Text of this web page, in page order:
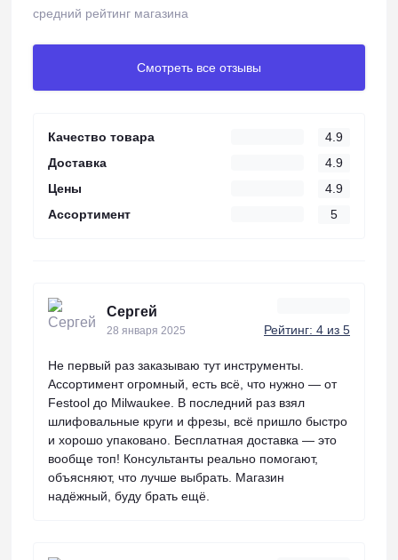
средний рейтинг магазина
Смотреть все отзывы
Качество товара
4.9
Доставка
4.9
Цены
4.9
Ассортимент
5
Сергей
28 января 2025 Рейтинг: 4 из 5
Не первый раз заказываю тут инструменты.
Ассортимент огромный, есть всё, что нужно — от
Festool до Milwaukee. В последний раз взял
шлифовальные круги и фрезы, всё пришло быстро
и хорошо упаковано. Бесплатная доставка — это
вообще топ! Консультанты реально помогают,
объясняют, что лучше выбрать. Магазин
надёжный, буду брать ещё.